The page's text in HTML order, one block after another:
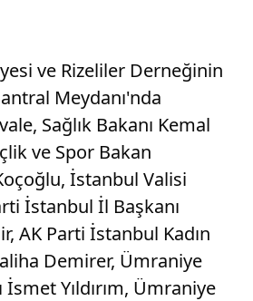
ve Rizeliler Derneğinin
Meydanı'nda
Sağlık Bakanı Kemal
ve Spor Bakan
İstanbul Valisi
İstanbul İl Başkanı
AK Parti İstanbul Kadın
Demirer, Ümraniye
İsmet Yıldırım, Ümraniye